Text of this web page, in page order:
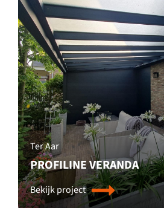
Ter Aar
PROFILINE VERANDA
Bekijk project